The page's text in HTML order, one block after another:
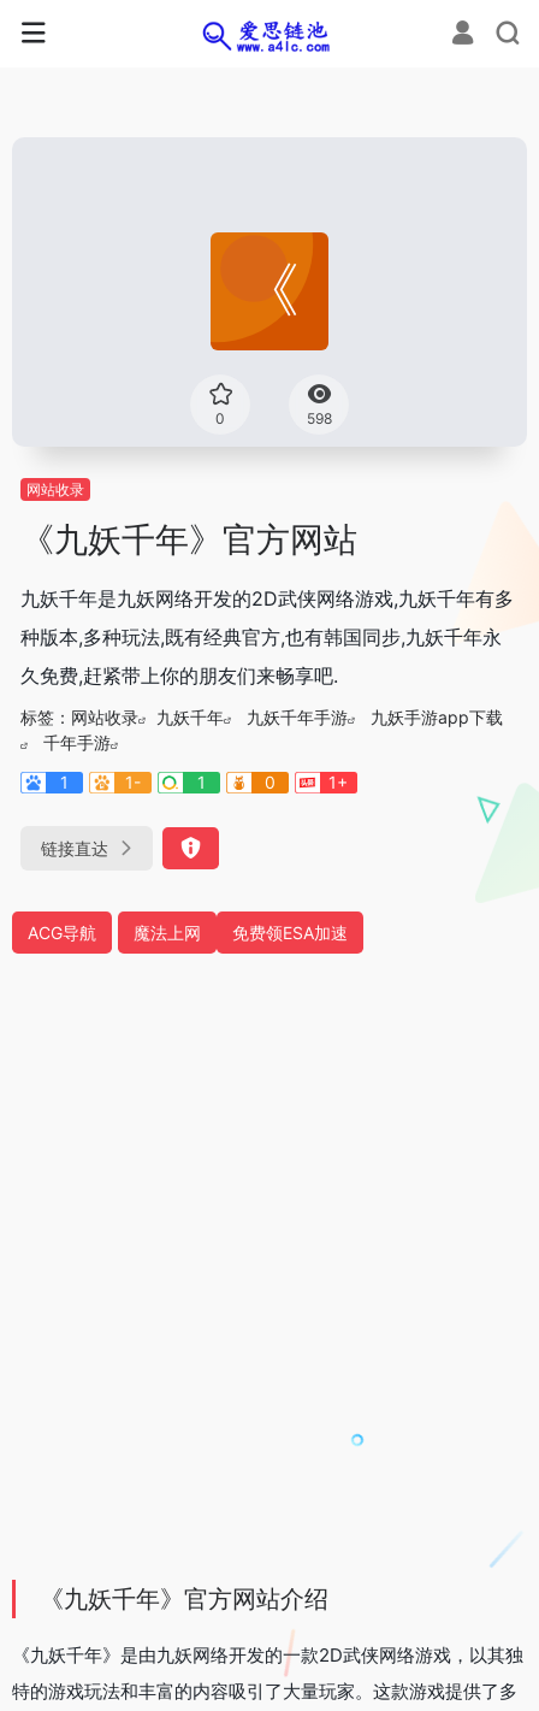
0 598
网站收录
《九妖千年》官方网站
九妖千年是九妖网络开发的2D武侠网络游戏,九妖千年有多
种版本,多种玩法,既有经典官方,也有韩国同步,九妖千年永
久免费,赶紧带上你的朋友们来畅享吧.
标签： 网站收录 九妖千年 九妖千年手游
九妖手游app下载
千年手游
1
1- 1 0 1+
链接直达
ACG导航 魔法上网 免费领ESA加速
《九妖千年》官方网站介绍
《九妖千年》是由九妖网络开发的一款2D武侠网络游戏，以其独
特的游戏玩法和丰富的内容吸引了大量玩家。这款游戏提供了多